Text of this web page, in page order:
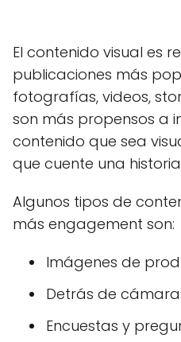
El contenido visual es
publicaciones más
fotografías, videos,
son más propensos a
contenido que sea
que cuente una
Algunos tipos de
más engagement son:
Imágenes de
Detrás de
Encuestas y